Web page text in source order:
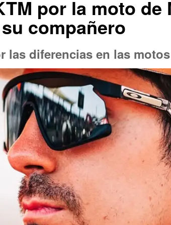
por la moto
compañero
las diferencias en las